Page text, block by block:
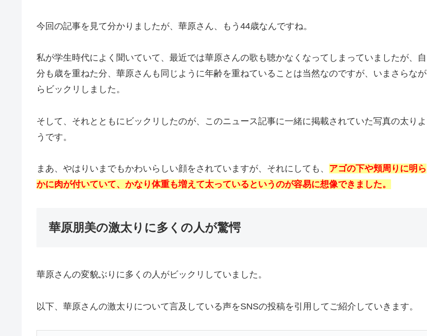
今回の記事を見て分かりましたが、華原さん、もう44歳なんですね。
私が学生時代によく聞いていて、最近では華原さんの歌も聴かなくなってしまっていましたが、自
分も歳を重ねた分、華原さんも同じように年齢を重ねていることは当然なのですが、いまさらなが
らビックリしました。
そして、それとともにビックリしたのが、このニュース記事に一緒に掲載されていた写真の太りよ
うです。
まあ、やはりいまでもかわいらしい顔をされていますが、それにしても、 アゴの下や頬周りに明ら
かに肉が付いていて、かなり体重も増えて太っているというのが容易に想像できました。
華原朋美の激太りに多くの人が驚愕
華原さんの変貌ぶりに多くの人がビックリしていました。
以下、華原さんの激太りについて言及している声をSNSの投稿を引用してご紹介していきます。